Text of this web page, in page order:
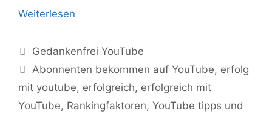
Weiterlesen
Kategorien
Gedankenfrei YouTube
Schlagwörter
Abonnenten bekommen auf YouTube, erfolg
mit youtube, erfolgreich, erfolgreich mit
YouTube, Rankingfaktoren, YouTube tipps und